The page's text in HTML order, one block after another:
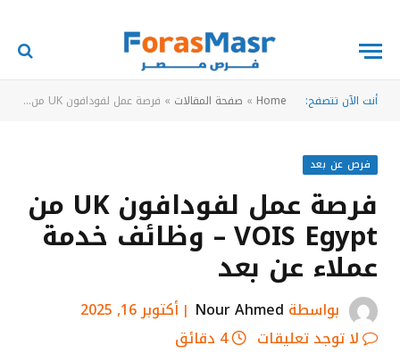
أنت الآن تتصفح: Home
» صفحة المقالات » فرصة عمل لفودافون UK من VOIS Egypt – وظائف خدمة عملاء عن بعد
فرص عن بعد
فرصة عمل لفودافون UK من
VOIS Egypt – وظائف خدمة
عملاء عن بعد
بواسطة Nour Ahmed
أكتوبر 16, 2025
لا توجد تعليقات
4 دقائق